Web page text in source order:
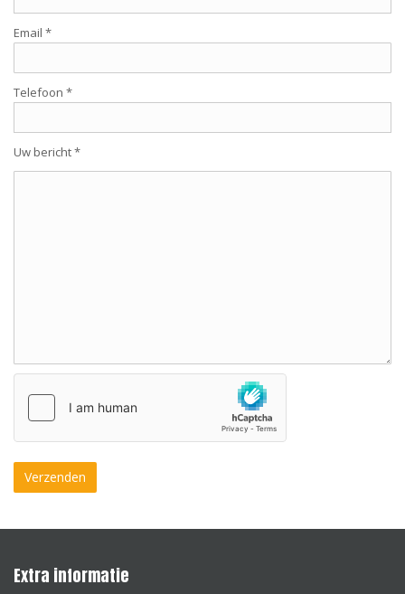
Email *
Telefoon *
Uw bericht *
Extra informatie